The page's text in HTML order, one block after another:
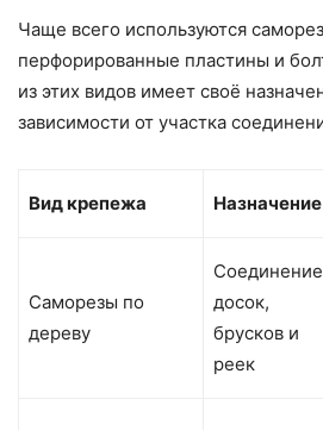
Чаще всего используются
перфорированные пластины и
из этих видов имеет своё
зависимости от участка
Вид крепежа Назначение
Саморезы по
дереву
Соединение
досок,
брусков и
реек